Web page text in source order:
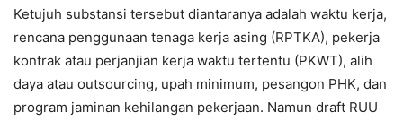
Ketujuh substansi tersebut diantaranya adalah waktu kerja,
rencana penggunaan tenaga kerja asing (RPTKA), pekerja
kontrak atau perjanjian kerja waktu tertentu (PKWT), alih
daya atau outsourcing, upah minimum, pesangon PHK, dan
program jaminan kehilangan pekerjaan. Namun draft RUU